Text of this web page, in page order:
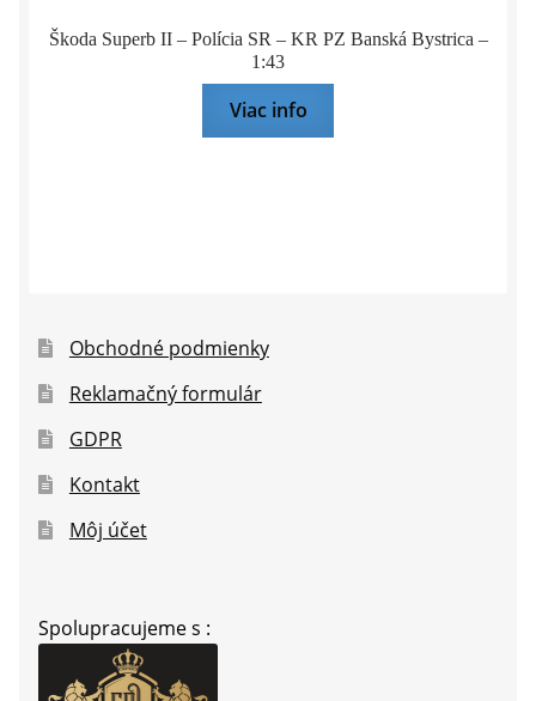
Škoda Superb II – Polícia SR – KR PZ Banská Bystrica –
1:43
Viac info
Obchodné podmienky
Reklamačný formulár
GDPR
Kontakt
Môj účet
Spolupracujeme s :